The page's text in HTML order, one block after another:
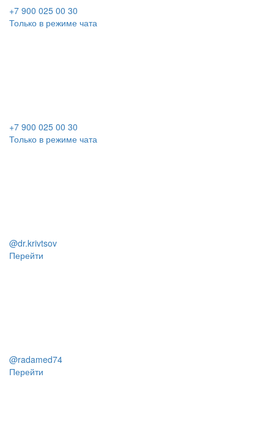
+7 900 025 00 30
Только в режиме чата
+7 900 025 00 30
Только в режиме чата
@dr.krivtsov
Перейти
@radamed74
Перейти